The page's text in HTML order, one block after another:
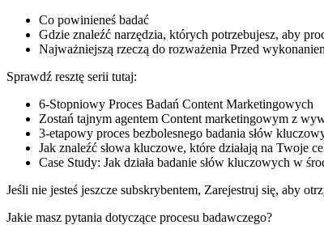
Co powinieneś badać
Gdzie znaleźć narzędzia, których potrzebujesz, aby
Najważniejszą rzeczą do rozważenia Przed
Sprawdź resztę serii tutaj:
6-Stopniowy Proces Badań Content Marketingowych
Zostań tajnym agentem Content marketingowym z
3-etapowy proces bezbolesnego badania słów
Jak znaleźć słowa kluczowe, które działają na Twoje
Case Study: Jak działa badanie słów kluczowych w
Jeśli nie jesteś jeszcze subskrybentem, Zarejestruj się, aby
Jakie masz pytania dotyczące procesu badawczego?